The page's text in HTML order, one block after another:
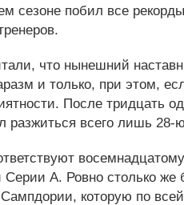
сезоне побил все
что нынешний
и только, при этом,
После тридцать
разжиться всего лишь 28-
Серии А. Ровно столько же
которую по